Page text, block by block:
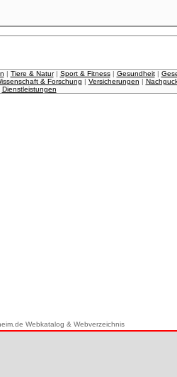
| Tiere & Natur| Sport & Fitness| Gesundheit|
& Forschung | Versicherungen |
Dienstleistungen
Webkatalog & Webverzeichnis